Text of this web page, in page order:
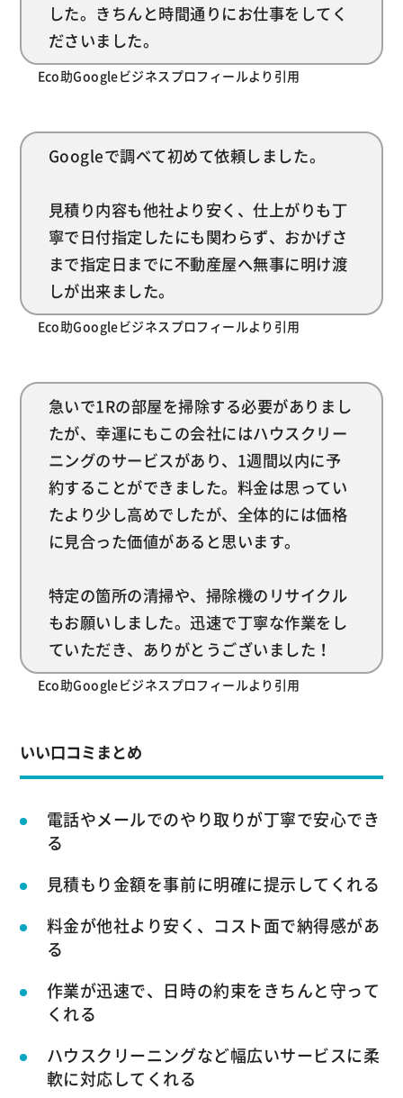
した。きちんと時間通りにお仕事をしてく
ださいました。
Eco助Googleビジネスプロフィールより引用
Googleで調べて初めて依頼しました。
見積り内容も他社より安く、仕上がりも丁
寧で日付指定したにも関わらず、おかげさ
まで指定日までに不動産屋へ無事に明け渡
しが出来ました。
Eco助Googleビジネスプロフィールより引用
急いで1Rの部屋を掃除する必要がありまし
たが、幸運にもこの会社にはハウスクリー
ニングのサービスがあり、1週間以内に予
約することができました。料金は思ってい
たより少し高めでしたが、全体的には価格
に見合った価値があると思います。
特定の箇所の清掃や、掃除機のリサイクル
もお願いしました。迅速で丁寧な作業をし
ていただき、ありがとうございました！
Eco助Googleビジネスプロフィールより引用
いい口コミまとめ
電話やメールでのやり取りが丁寧で安心でき
る
見積もり金額を事前に明確に提示してくれる
料金が他社より安く、コスト面で納得感があ
る
作業が迅速で、日時の約束をきちんと守って
くれる
ハウスクリーニングなど幅広いサービスに柔
軟に対応してくれる